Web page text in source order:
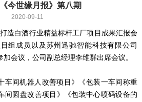
今世缘月报》第八期
2020-09-11
造白酒行业精益标杆工厂项目成果汇报会
组成员以及苏州迅驰智能科技有限公司
会议，公司副总经理李维群出席会议。
车间机器人改善项目》《包装一车间称重
间圆盘改善项目》《包装中心喷码设备的